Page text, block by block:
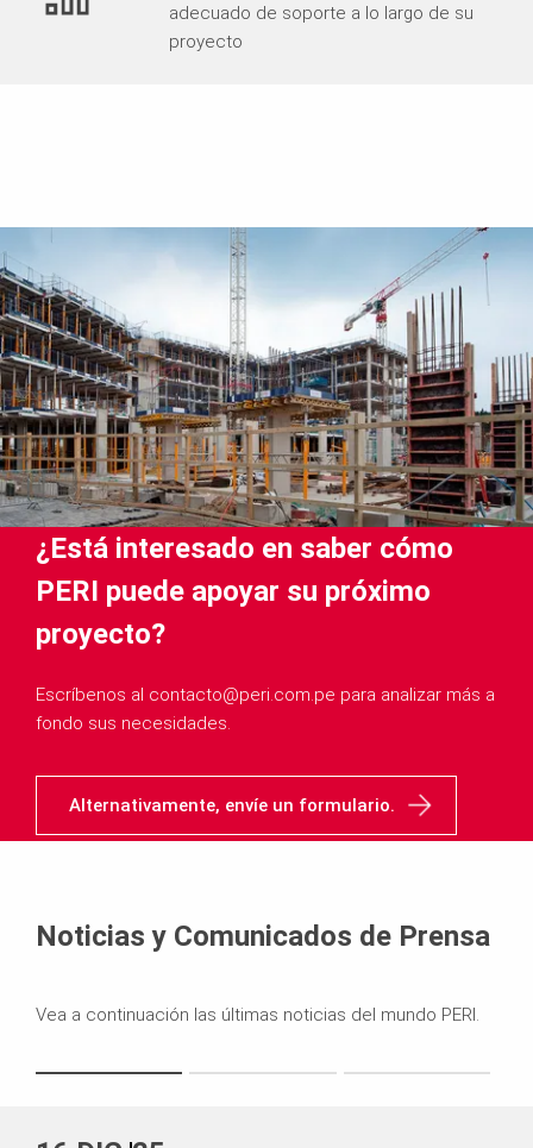
adecuado de soporte a lo largo de su
proyecto
¿Está interesado en saber cómo
PERI puede apoyar su próximo
proyecto?
Escríbenos al contacto@peri.com.pe para analizar más a
fondo sus necesidades.
Alternativamente, envíe un formulario.
Noticias y Comunicados de Prensa
Vea a continuación las últimas noticias del mundo PERI.